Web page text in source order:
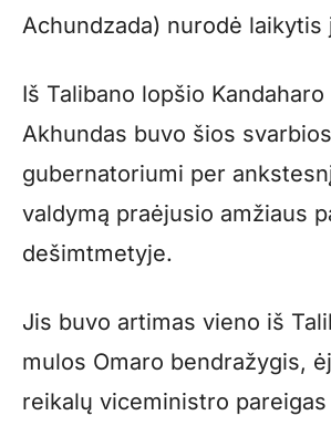
Achundzada) nurodė laikytis
Iš Talibano lopšio
Akhundas buvo šios
gubernatoriumi per
valdymą praėjusio amžiaus
dešimtmetyje.
Jis buvo artimas vieno iš
mulos Omaro bendražygis,
reikalų viceministro